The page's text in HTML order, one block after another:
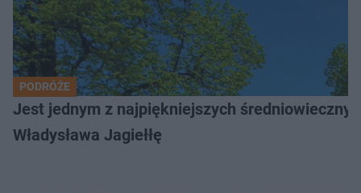
PODRÓŻE
Jest jednym z najpiękniejszych
Władysława Jagiełłę